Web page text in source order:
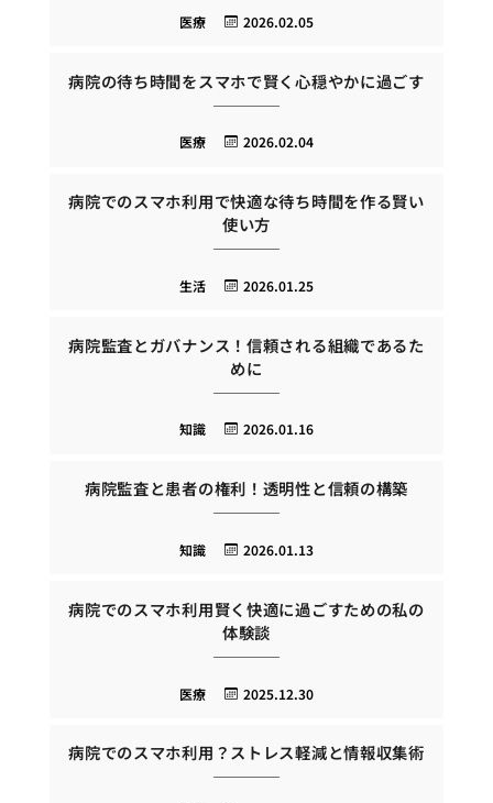
2026.02.05
医療
病院の待ち時間をスマホで賢く心穏やかに過ごす
2026.02.04
医療
病院でのスマホ利用で快適な待ち時間を作る賢い
使い方
2026.01.25
生活
病院監査とガバナンス！信頼される組織であるた
めに
2026.01.16
知識
病院監査と患者の権利！透明性と信頼の構築
2026.01.13
知識
病院でのスマホ利用賢く快適に過ごすための私の
体験談
2025.12.30
医療
病院でのスマホ利用？ストレス軽減と情報収集術